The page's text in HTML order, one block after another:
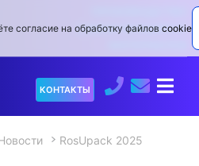
САМОКЛЕЯЩИХСЯ
КОНТАКТЫ
RosUpack 2025
согласие на обработку файлов cookie